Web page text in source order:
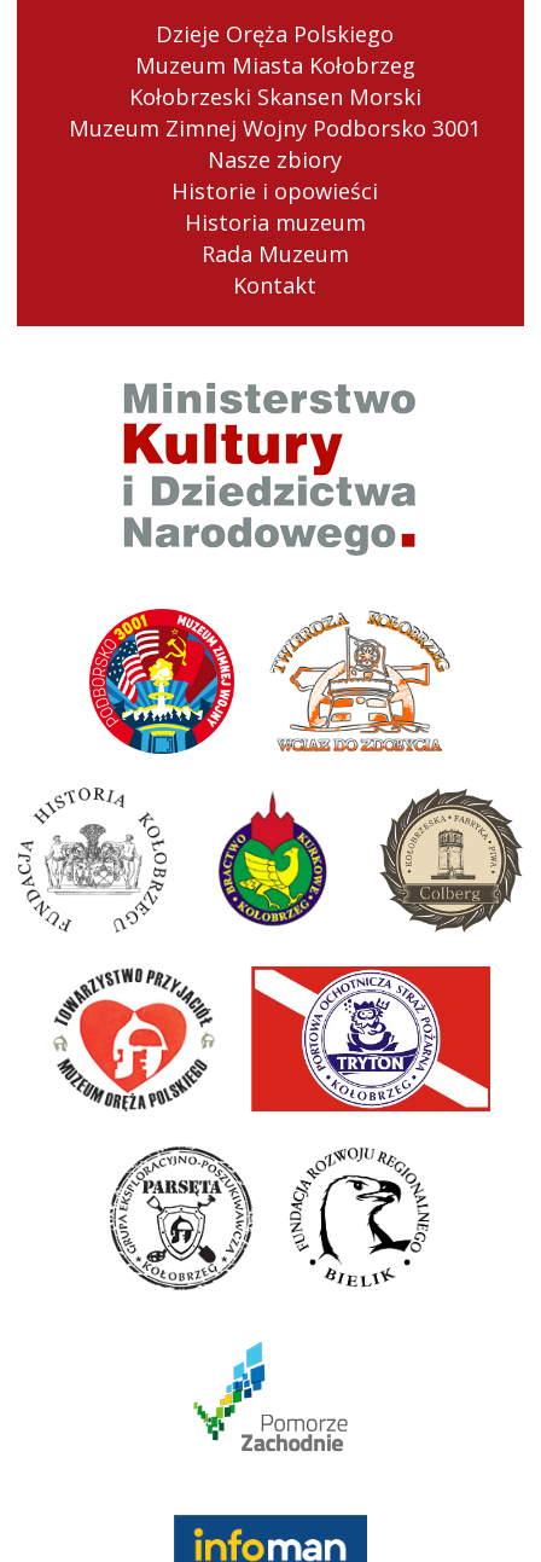
Dzieje Oręża Polskiego
Muzeum Miasta Kołobrzeg
Kołobrzeski Skansen Morski
Muzeum Zimnej Wojny Podborsko 3001
Nasze zbiory
Historie i opowieści
Historia muzeum
Rada Muzeum
Kontakt